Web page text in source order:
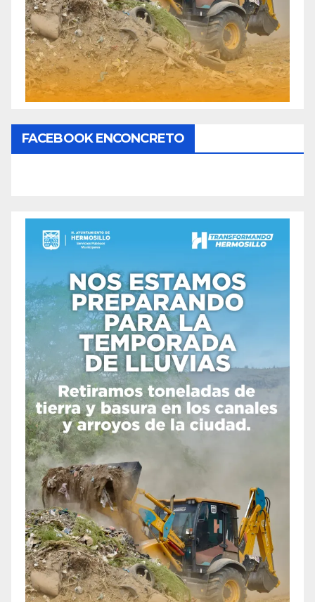
FACEBOOK ENCONCRETO